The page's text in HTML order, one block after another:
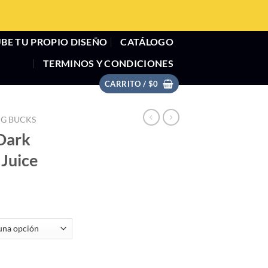
TU PROPIO DISEÑO
CATÁLOGO
TERMINOS Y CONDICIONES
CARRITO / $0
BUCKS